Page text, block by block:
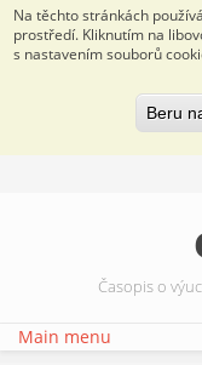
Na těchto stránkách
prostředí. Kliknutím na
s nastavením souborů
Beru
Časopis o
Main menu